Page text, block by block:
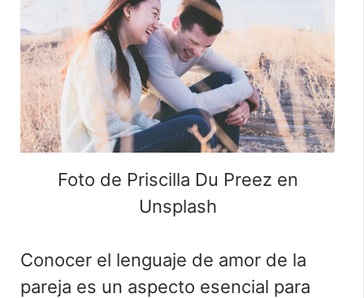
Foto de Priscilla Du Preez en
Unsplash
Conocer el lenguaje de amor de la
pareja es un aspecto esencial para